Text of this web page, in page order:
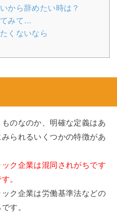
から辞めたい時は？
みて…
くないなら
のなのか、明確な定義はあ
られるいくつかの特徴があ
ク企業は混同されがちです
。
ク企業は労働基準法などの
す。